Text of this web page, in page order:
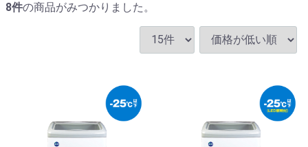
8件の商品がみつかりました。